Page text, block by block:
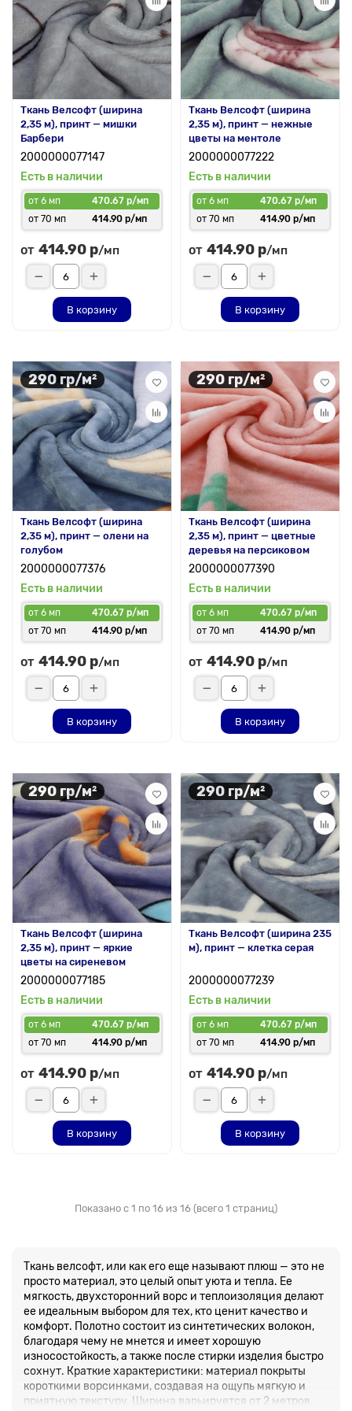
Ткань Велсофт (ширина
2,35 м), принт — мишки
Барбери
2000000077147
Есть в наличии
от 6 мп
470.67 р/мп
от 70 мп
414.90 р/мп
от 414.90 р/мп
В корзину
Ткань Велсофт (ширина
2,35 м), принт — нежные
цветы на ментоле
2000000077222
Есть в наличии
от 6 мп
470.67 р/мп
от 70 мп
414.90 р/мп
от 414.90 р/мп
В корзину
290 гр/м²
Ткань Велсофт (ширина
2,35 м), принт — олени на
голубом
2000000077376
Есть в наличии
от 6 мп
470.67 р/мп
от 70 мп
414.90 р/мп
от 414.90 р/мп
В корзину
290 гр/м²
Ткань Велсофт (ширина
2,35 м), принт — цветные
деревья на персиковом
2000000077390
Есть в наличии
от 6 мп
470.67 р/мп
от 70 мп
414.90 р/мп
от 414.90 р/мп
В корзину
290 гр/м²
Ткань Велсофт (ширина
2,35 м), принт — яркие
цветы на сиреневом
2000000077185
Есть в наличии
от 6 мп
470.67 р/мп
от 70 мп
414.90 р/мп
от 414.90 р/мп
В корзину
290 гр/м²
Ткань Велсофт (ширина 235
м), принт — клетка серая
2000000077239
Есть в наличии
от 6 мп
470.67 р/мп
от 70 мп
414.90 р/мп
от 414.90 р/мп
В корзину
Показано с 1 по 16 из 16 (всего 1 страниц)
Ткань велсофт, или как его еще называют плюш — это не
просто материал, это целый опыт уюта и тепла. Ее
мягкость, двухсторонний ворс и теплоизоляция делают
ее идеальным выбором для тех, кто ценит качество и
комфорт. Полотно состоит из синтетических волокон,
благодаря чему не мнется и имеет хорошую
износостойкость, а также после стирки изделия быстро
сохнут. Краткие характеристики: материал покрыты
короткими ворсинками, создавая на ощупь мягкую и
приятную текстуру. Ширина варьируется от 2 метров,